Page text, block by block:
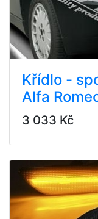
Křídlo -
Alfa
3 033 Kč